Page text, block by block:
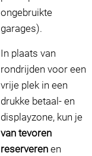
ongebruikte
garages).
In plaats van
rondrijden voor een
vrije plek in een
drukke betaal- en
displayzone, kun je
van tevoren
reserveren en